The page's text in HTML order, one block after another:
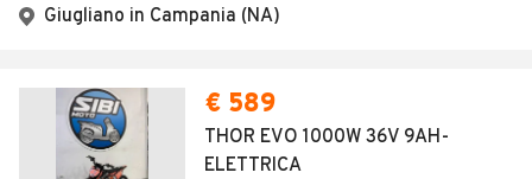
Giugliano in Campania (NA)
€ 589
THOR EVO 1000W 36V 9AH-
ELETTRICA